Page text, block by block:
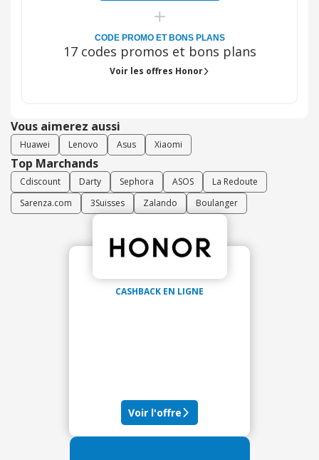
CODE PROMO ET BONS PLANS
17 codes promos et bons plans
Voir les offres Honor
Vous aimerez aussi
Huawei Lenovo Asus Xiaomi
Top Marchands
Cdiscount Darty Sephora ASOS
La Redoute
Sarenza.com
3Suisses Zalando Boulanger
CASHBACK EN LIGNE
Voir l'offre